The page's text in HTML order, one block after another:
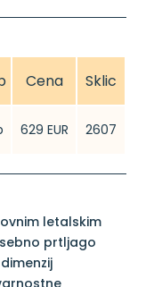
Cena Sklic
629 EUR 2607
letalskim
prtljago